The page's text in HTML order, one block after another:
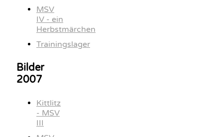
MSV
IV - ein
Herbstmärchen
Trainingslager
Bilder
2007
Kittlitz
- MSV
III